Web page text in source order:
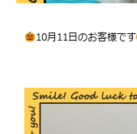
10月11日のお客様です